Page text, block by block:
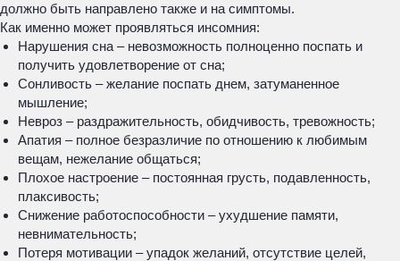
должно быть направлено также и на симптомы.
Как именно может проявляться инсомния:
Нарушения сна – невозможность полноценно поспать и
получить удовлетворение от сна;
Сонливость – желание поспать днем, затуманенное
мышление;
Невроз – раздражительность, обидчивость, тревожность;
Апатия – полное безразличие по отношению к любимым
вещам, нежелание общаться;
Плохое настроение – постоянная грусть, подавленность,
плаксивость;
Снижение работоспособности – ухудшение памяти,
невнимательность;
Потеря мотивации – упадок желаний, отсутствие целей,